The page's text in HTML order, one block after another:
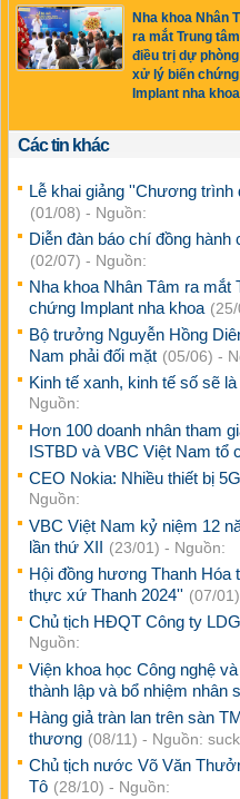
Nha khoa Nhân
ra mắt Trung tâm
điều trị dự
xử lý biến chứng
Implant nha khoa
Các tin khác
Lễ khai giảng ''Chương
(01/08) - Nguồn:
Diễn đàn báo chí đồng
(02/07) - Nguồn:
Nha khoa Nhân Tâm ra mắt
chứng Implant nha khoa
Bộ trưởng Nguyễn Hồng
Nam phải đối mặt (05/06) -
Kinh tế xanh, kinh tế số sẽ
Nguồn:
Hơn 100 doanh nhân tham
ISTBD và VBC Việt Nam tổ
CEO Nokia: Nhiều thiết bị
Nguồn:
VBC Việt Nam kỷ niệm 12
lần thứ XII
(23/01) - Nguồn:
Hội đồng hương Thanh Hóa
thực xứ Thanh 2024'' (07/
Chủ tịch HĐQT Công ty
Nguồn:
Viện khoa học Công nghệ
thành lập và bổ nhiệm nhân
Hàng giả tràn lan trên sàn
thương (08/11) - Nguồn:
Chủ tịch nước Võ Văn
Tô (28/10) - Nguồn: